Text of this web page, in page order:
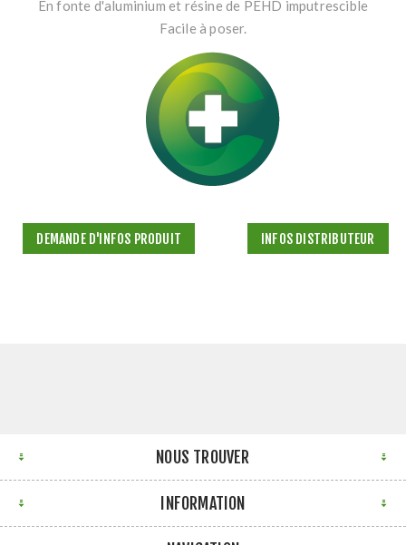
En fonte d'aluminium et résine de PEHD imputrescible
Facile à poser.
DEMANDE D'INFOS PRODUIT INFOS DISTRIBUTEUR
NOUS TROUVER
INFORMATION